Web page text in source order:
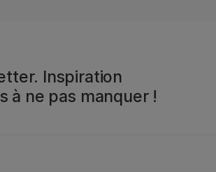
Inspiration
à ne pas manquer !